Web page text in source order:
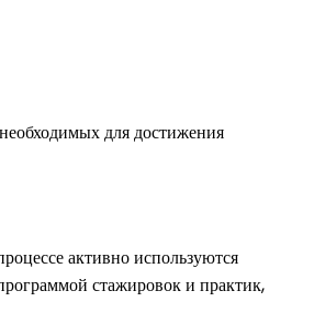
для достижения
активно используются
стажировок и практик,